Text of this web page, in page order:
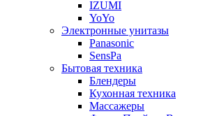
IZUMI
YoYo
Электронные унитазы
Panasonic
SensPa
Бытовая техника
Блендеры
Кухонная техника
Массажеры